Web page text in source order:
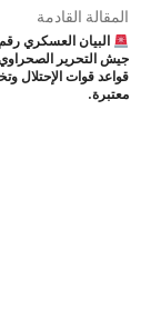
المقالة القادمة
جيش التحرير
قواعد قوات الإحتلال
معتبرة.